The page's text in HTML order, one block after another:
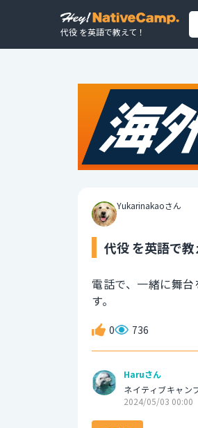
代役 を英語で教えて！
Yukarinakaoさん
代役 を英語で教
電話で、一緒に舞
す。
0 736
Haruさん
ネイティブキャン
2024/05/03 00:00